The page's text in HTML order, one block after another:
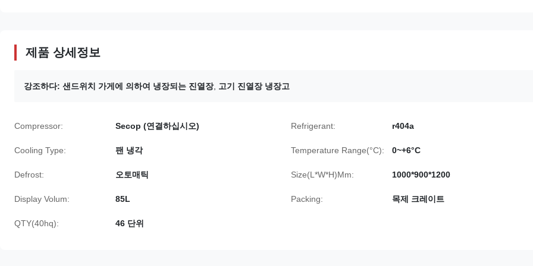
제품 상세정보
강조하다: 샌드위치 가게에 의하여 냉장되는 진열장, 고기 진열장 냉장고
Compressor: Secop (연결하십시오) Refrigerant: r404a
Cooling Type: 팬 냉각 Temperature Range(°C): 0~+6°C
Defrost: 오토매틱 Size(L*W*H)Mm: 1000*900*1200
Display Volum: 85L Packing: 목제 크레이트
QTY(40hq): 46 단위